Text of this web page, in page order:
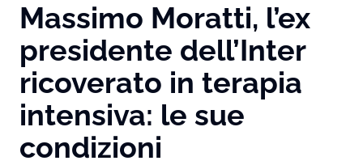
Massimo Moratti, l’ex
presidente dell’Inter
ricoverato in terapia
intensiva: le sue
condizioni